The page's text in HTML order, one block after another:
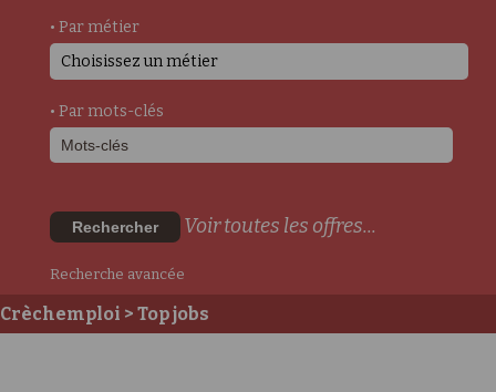
• Par métier
Choisissez un métier
• Par mots-clés
Rechercher Voir toutes les offres...
Recherche avancée
Crèchemploi > Top jobs